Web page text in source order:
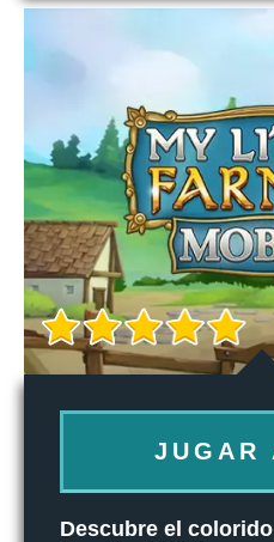
JUGAR
Descubre el